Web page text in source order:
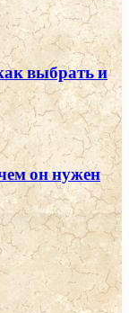
выбрать и
он нужен